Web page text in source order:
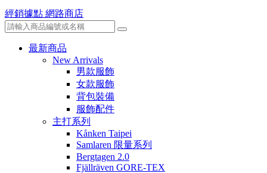
經銷據點 網路商店
最新商品
New Arrivals
男款服飾
女款服飾
背包裝備
服飾配件
主打系列
Kånken Taipei
Samlaren 限量系列
Bergtagen 2.0
Fjällräven GORE-TEX